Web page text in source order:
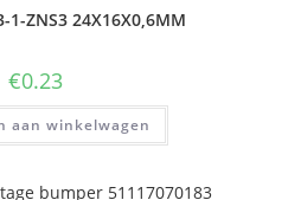
1-ZNS3 24X16X0,6MM
€0.23
aan winkelwagen